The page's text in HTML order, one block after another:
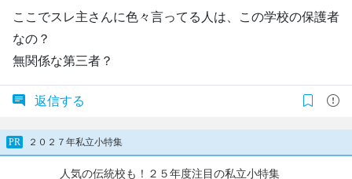
ここでスレ主さんに色々言ってる人は、この学校の保護者
なの？
無関係な第三者？
返信する